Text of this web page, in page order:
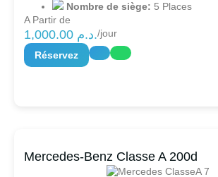
Nombre de siège: 5 Places
A Partir de
1,000.00 د.م./jour
Réservez
Mercedes-Benz Classe A 200d